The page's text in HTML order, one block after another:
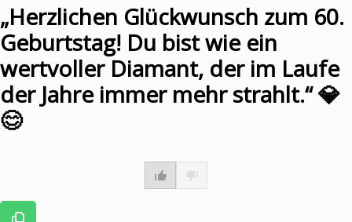
„Herzlichen Glückwunsch zum 60.
Geburtstag! Du bist wie ein
wertvoller Diamant, der im Laufe
der Jahre immer mehr strahlt.“ 💎
😊